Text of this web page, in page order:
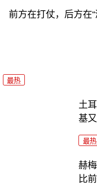
前方在打仗，后方在“
最热
土
基
最热
赫
比